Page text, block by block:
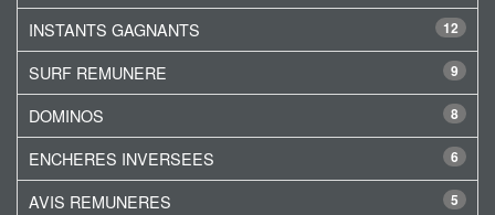
12
INSTANTS GAGNANTS
9
SURF REMUNERE
8
DOMINOS
6
ENCHERES INVERSEES
5
AVIS REMUNERES